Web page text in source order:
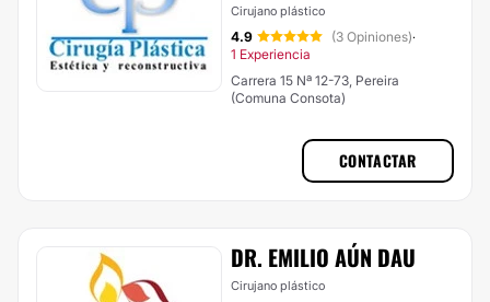
Cirujano plástico
4.9 (3 Opiniones)·
1 Experiencia
Carrera 15 Nª 12-73, Pereira
(Comuna Consota)
CONTACTAR
DR. EMILIO AÚN DAU
Cirujano plástico